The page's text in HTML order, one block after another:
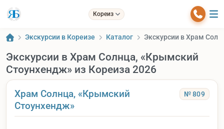
Кореиз
Экскурсии в Кореизе Каталог Экскурсии в Храм
Экскурсии в Храм Солнца, «Крымский
Стоунхендж» из Кореиза 2026
Храм Солнца, «Крымский
Стоунхендж»
№ 809